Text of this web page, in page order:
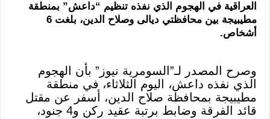
العراقية في الهجوم الذي نفذه تنظيم “داعش” بمنطقة
مطيبيجة بين محافظتي ديالى وصلاح الدين، بلغت 6
أشخاص.
وصرح المصدر لـ”السومرية نيوز” بأن الهجوم
الذي نفذه داعش، اليوم الثلاثاء، في منطقة
مطيبيجة بمحافظة صلاح الدين، أسفر عن مقتل
قائد الفرقة وضابط برتبة عقيد ركن و4 جنود،